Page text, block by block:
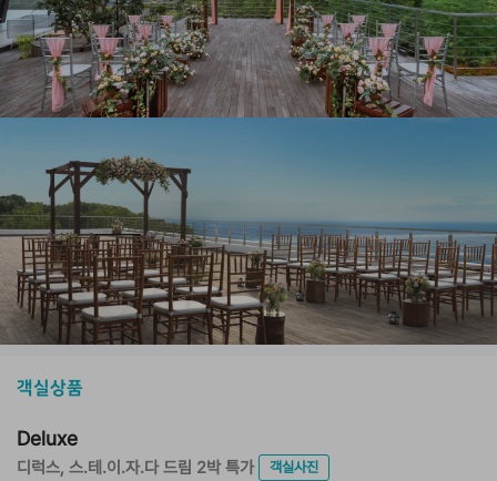
객실상품
Deluxe
디럭스, 스.테.이.자.다 드림 2박 특가
객실사진